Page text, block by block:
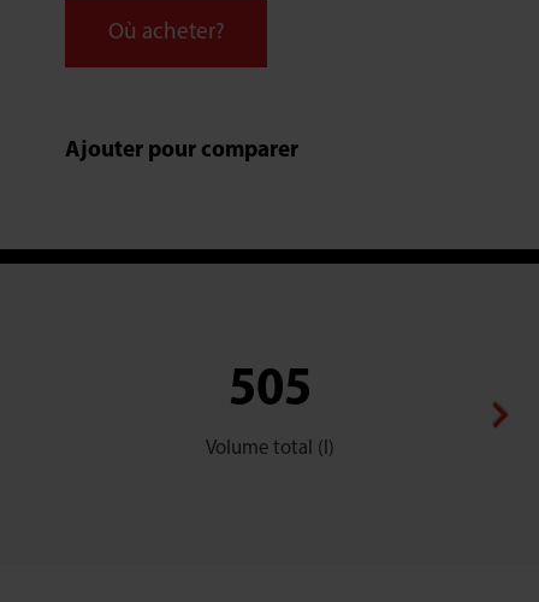
Où acheter?
Ajouter pour comparer
505
Volume total (l)